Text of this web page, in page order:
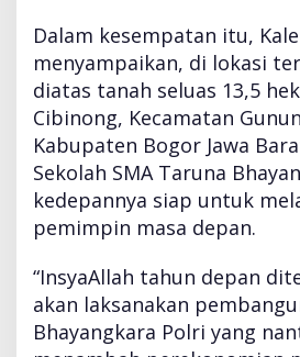
Dalam kesempatan itu,
menyampaikan, di lokasi
diatas tanah seluas 13,5
Cibinong, Kecamatan
Kabupaten Bogor Jawa
Sekolah SMA Taruna
kedepannya siap untuk
pemimpin masa depan.
“InsyaAllah tahun depan
akan laksanakan
Bhayangkara Polri yang